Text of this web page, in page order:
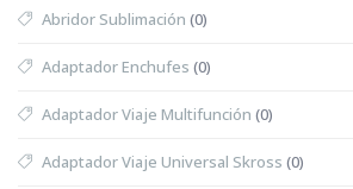
Abridor Sublimación (0)
Adaptador Enchufes (0)
Adaptador Viaje Multifunción (0)
Adaptador Viaje Universal Skross (0)